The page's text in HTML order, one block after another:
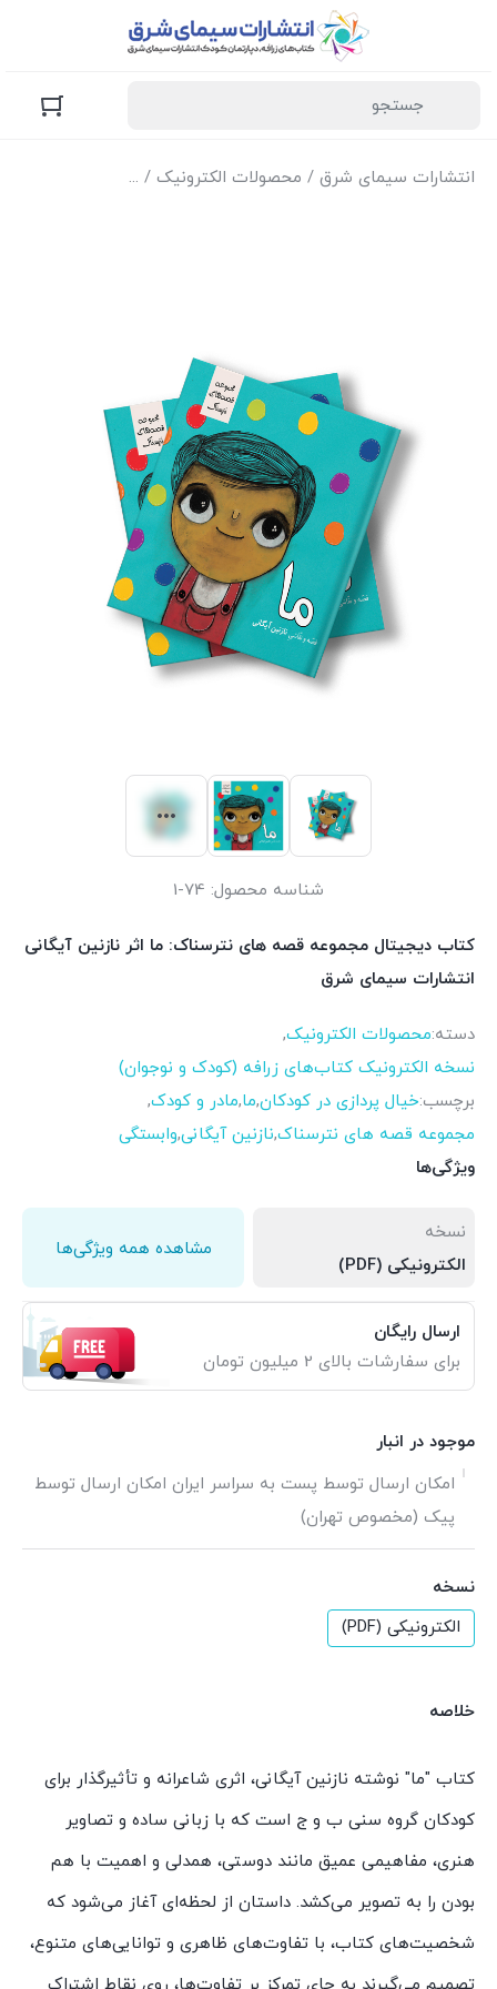
انتشارات سیمای شرق / محصولات الکترونیک / نسخه الکترونیک
شناسه محصول: 74-1
کتاب دیجیتال مجموعه قصه های نترسناک: ما اثر نازنین آیگانی
انتشارات سیمای شرق
دسته:محصولات الکترونیک,
نسخه الکترونیک کتاب‌های زرافه (کودک و نوجوان)
برچسب:خیال پردازی در کودکان,ما,مادر و کودک,
مجموعه قصه های نترسناک,نازنین آیگانی,وابستگی
ویژگی‌ها
نسخه
الکترونیکی (PDF)
مشاهده همه ویژگی‌ها
ارسال رایگان
برای سفارشات بالای 2 میلیون تومان
موجود در انبار
امکان ارسال توسط پست به سراسر ایران امکان ارسال توسط
پیک (مخصوص تهران)
نسخه
الکترونیکی (PDF)
خلاصه
کتاب "ما" نوشته نازنین آیگانی، اثری شاعرانه و تأثیرگذار برای
کودکان گروه سنی ب و ج است که با زبانی ساده و تصاویر
هنری، مفاهیمی عمیق مانند دوستی، همدلی و اهمیت با هم
بودن را به تصویر می‌کشد. داستان از لحظه‌ای آغاز می‌شود که
شخصیت‌های کتاب، با تفاوت‌های ظاهری و توانایی‌های متنوع،